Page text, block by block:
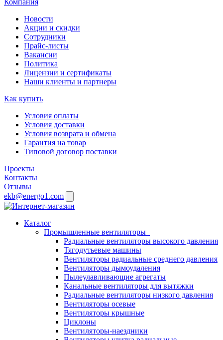
Компания
Новости
Акции и скидки
Сотрудники
Прайс-листы
Вакансии
Политика
Лицензии и сертификаты
Наши клиенты и партнеры
Как купить
Условия оплаты
Условия доставки
Условия возврата и обмена
Гарантия на товар
Типовой договор поставки
Проекты
Контакты
Отзывы
ekb@energo1.com
Каталог
Промышленные вентиляторы
Радиальные вентиляторы высокого давления
Тягодутьевые машины
Вентиляторы радиальные среднего давления
Вентиляторы дымоудаления
Пылеулавливающие агрегаты
Канальные вентиляторы для вытяжки
Радиальные вентиляторы низкого давления
Вентиляторы осевые
Вентиляторы крышные
Циклоны
Вентиляторы-наездники